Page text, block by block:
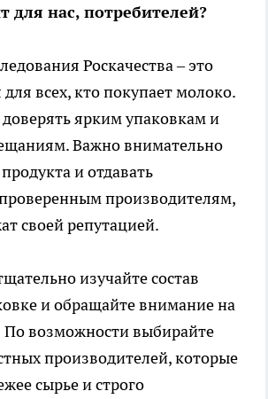
для нас, потребителей?
Роскачества – это
всех, кто покупает молоко.
ярким упаковкам и
Важно внимательно
и отдавать
производителям,
своей репутацией.
изучайте состав
и обращайте внимание на
По возможности выбирайте
производителей, которые
сырье и строго